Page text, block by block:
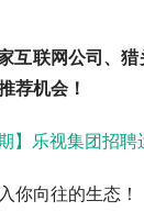
互联网公司、
荐机会！
你向往的生态！